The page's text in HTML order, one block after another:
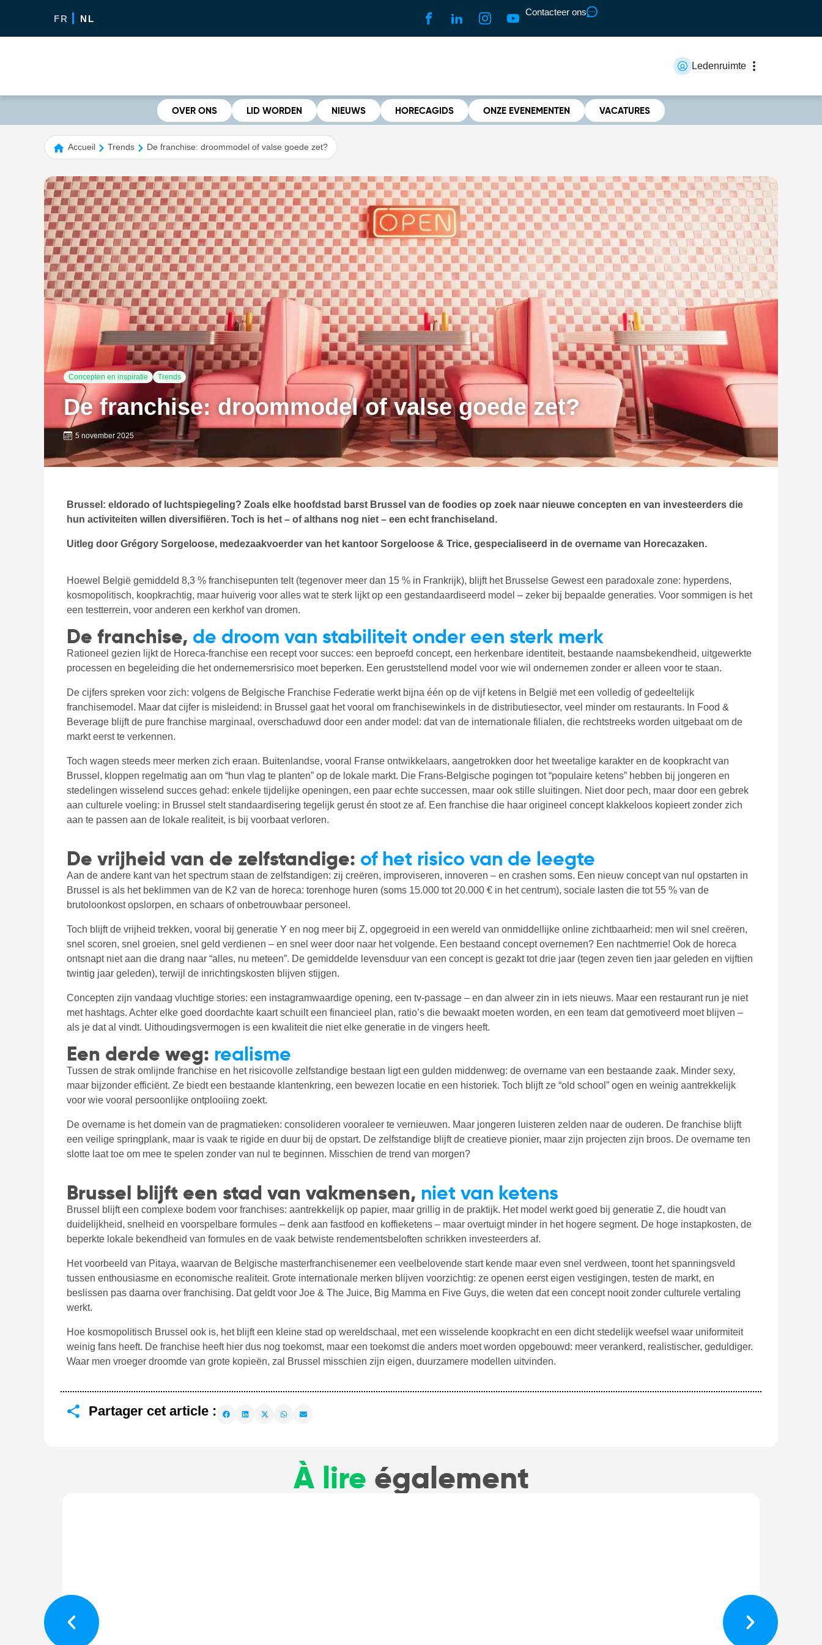
FR NL
Contacteer ons
Ledenruimte
OVER ONS LID WORDEN NIEUWS HORECAGIDS ONZE EVENEMENTEN VACATURES
Accueil Trends De franchise: droommodel of valse goede zet?
Concepten en inspiratie Trends
De franchise: droommodel of valse goede zet?
5 november 2025
Brussel: eldorado of luchtspiegeling? Zoals elke hoofdstad barst Brussel van de foodies op zoek naar nieuwe concepten en van investeerders die
hun activiteiten willen diversifiëren. Toch is het – of althans nog niet – een echt franchiseland.
Uitleg door Grégory Sorgeloose, medezaakvoerder van het kantoor Sorgeloose & Trice, gespecialiseerd in de overname van Horecazaken.
Hoewel België gemiddeld 8,3 % franchisepunten telt (tegenover meer dan 15 % in Frankrijk), blijft het Brusselse Gewest een paradoxale zone: hyperdens,
kosmopolitisch, koopkrachtig, maar huiverig voor alles wat te sterk lijkt op een gestandaardiseerd model – zeker bij bepaalde generaties. Voor sommigen is het
een testterrein, voor anderen een kerkhof van dromen.
De franchise, de droom van stabiliteit onder een sterk merk
Rationeel gezien lijkt de Horeca-franchise een recept voor succes: een beproefd concept, een herkenbare identiteit, bestaande naamsbekendheid, uitgewerkte
processen en begeleiding die het ondernemersrisico moet beperken. Een geruststellend model voor wie wil ondernemen zonder er alleen voor te staan.
De cijfers spreken voor zich: volgens de Belgische Franchise Federatie werkt bijna één op de vijf ketens in België met een volledig of gedeeltelijk
franchisemodel. Maar dat cijfer is misleidend: in Brussel gaat het vooral om franchisewinkels in de distributiesector, veel minder om restaurants. In Food &
Beverage blijft de pure franchise marginaal, overschaduwd door een ander model: dat van de internationale filialen, die rechtstreeks worden uitgebaat om de
markt eerst te verkennen.
Toch wagen steeds meer merken zich eraan. Buitenlandse, vooral Franse ontwikkelaars, aangetrokken door het tweetalige karakter en de koopkracht van
Brussel, kloppen regelmatig aan om “hun vlag te planten” op de lokale markt. Die Frans-Belgische pogingen tot “populaire ketens” hebben bij jongeren en
stedelingen wisselend succes gehad: enkele tijdelijke openingen, een paar echte successen, maar ook stille sluitingen. Niet door pech, maar door een gebrek
aan culturele voeling: in Brussel stelt standaardisering tegelijk gerust én stoot ze af. Een franchise die haar origineel concept klakkeloos kopieert zonder zich
aan te passen aan de lokale realiteit, is bij voorbaat verloren.
De vrijheid van de zelfstandige: of het risico van de leegte
Aan de andere kant van het spectrum staan de zelfstandigen: zij creëren, improviseren, innoveren – en crashen soms. Een nieuw concept van nul opstarten in
Brussel is als het beklimmen van de K2 van de horeca: torenhoge huren (soms 15.000 tot 20.000 € in het centrum), sociale lasten die tot 55 % van de
brutoloonkost opslorpen, en schaars of onbetrouwbaar personeel.
Toch blijft de vrijheid trekken, vooral bij generatie Y en nog meer bij Z, opgegroeid in een wereld van onmiddellijke online zichtbaarheid: men wil snel creëren,
snel scoren, snel groeien, snel geld verdienen – en snel weer door naar het volgende. Een bestaand concept overnemen? Een nachtmerrie! Ook de horeca
ontsnapt niet aan die drang naar “alles, nu meteen”. De gemiddelde levensduur van een concept is gezakt tot drie jaar (tegen zeven tien jaar geleden en vijftien
twintig jaar geleden), terwijl de inrichtingskosten blijven stijgen.
Concepten zijn vandaag vluchtige stories: een instagramwaardige opening, een tv-passage – en dan alweer zin in iets nieuws. Maar een restaurant run je niet
met hashtags. Achter elke goed doordachte kaart schuilt een financieel plan, ratio’s die bewaakt moeten worden, en een team dat gemotiveerd moet blijven –
als je dat al vindt. Uithoudingsvermogen is een kwaliteit die niet elke generatie in de vingers heeft.
Een derde weg: realisme
Tussen de strak omlijnde franchise en het risicovolle zelfstandige bestaan ligt een gulden middenweg: de overname van een bestaande zaak. Minder sexy,
maar bijzonder efficiënt. Ze biedt een bestaande klantenkring, een bewezen locatie en een historiek. Toch blijft ze “old school” ogen en weinig aantrekkelijk
voor wie vooral persoonlijke ontplooiing zoekt.
De overname is het domein van de pragmatieken: consolideren vooraleer te vernieuwen. Maar jongeren luisteren zelden naar de ouderen. De franchise blijft
een veilige springplank, maar is vaak te rigide en duur bij de opstart. De zelfstandige blijft de creatieve pionier, maar zijn projecten zijn broos. De overname ten
slotte laat toe om mee te spelen zonder van nul te beginnen. Misschien de trend van morgen?
Brussel blijft een stad van vakmensen, niet van ketens
Brussel blijft een complexe bodem voor franchises: aantrekkelijk op papier, maar grillig in de praktijk. Het model werkt goed bij generatie Z, die houdt van
duidelijkheid, snelheid en voorspelbare formules – denk aan fastfood en koffieketens – maar overtuigt minder in het hogere segment. De hoge instapkosten, de
beperkte lokale bekendheid van formules en de vaak betwiste rendementsbeloften schrikken investeerders af.
Het voorbeeld van Pitaya, waarvan de Belgische masterfranchisenemer een veelbelovende start kende maar even snel verdween, toont het spanningsveld
tussen enthousiasme en economische realiteit. Grote internationale merken blijven voorzichtig: ze openen eerst eigen vestigingen, testen de markt, en
beslissen pas daarna over franchising. Dat geldt voor Joe & The Juice, Big Mamma en Five Guys, die weten dat een concept nooit zonder culturele vertaling
werkt.
Hoe kosmopolitisch Brussel ook is, het blijft een kleine stad op wereldschaal, met een wisselende koopkracht en een dicht stedelijk weefsel waar uniformiteit
weinig fans heeft. De franchise heeft hier dus nog toekomst, maar een toekomst die anders moet worden opgebouwd: meer verankerd, realistischer, geduldiger.
Waar men vroeger droomde van grote kopieën, zal Brussel misschien zijn eigen, duurzamere modellen uitvinden.
Partager cet article :
À lire également